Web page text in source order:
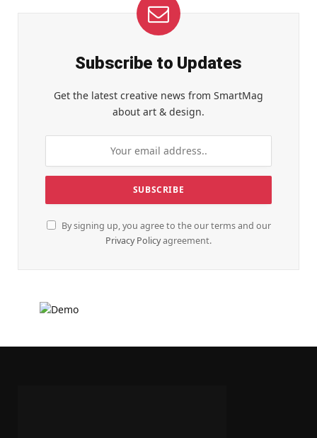
Subscribe to Updates
Get the latest creative news from SmartMag
about art & design.
By signing up, you agree to the our terms and our
Privacy Policyagreement.